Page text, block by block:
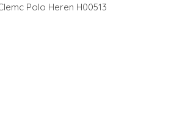
Polo Heren H00513